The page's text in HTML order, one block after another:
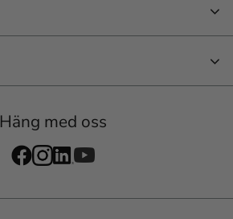
Häng med oss